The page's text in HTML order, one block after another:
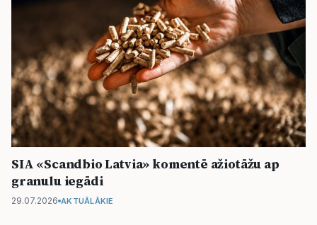
SIA «Scandbio Latvia» komentē ažiotāžu ap
granulu iegādi
29.07.2026 AKTUĀLĀKIE